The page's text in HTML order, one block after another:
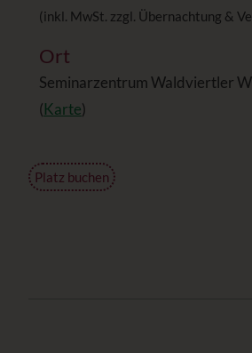
(inkl. MwSt. zzgl. Übernachtung &
Ort
Seminarzentrum Waldviertler
(Karte)
Platz buchen